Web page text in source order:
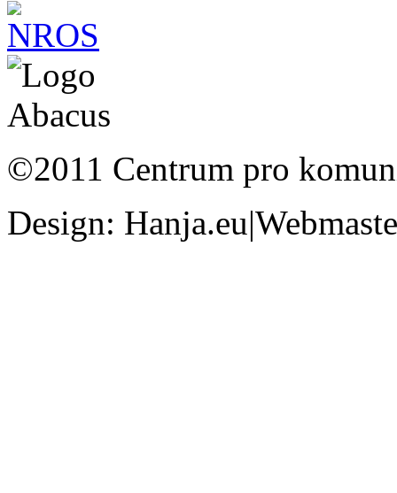
©2011 Centrum pro
Design: